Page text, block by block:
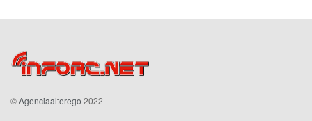
©Agenciaalterego 2022